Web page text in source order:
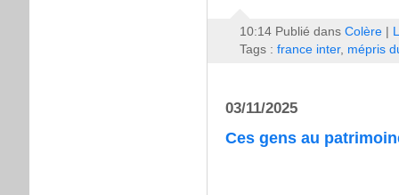
10:14 Publié dans Colère|
Tags : france inter, mépris
03/11/2025
Ces gens au